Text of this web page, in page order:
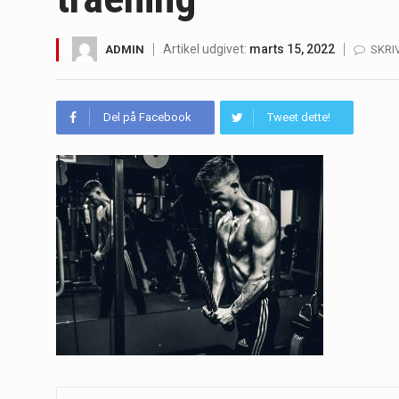
Irritabel tyktarm (Irritable Bowel
Padel er en sport, der er blevet
Massagestole er ikke længere
Saunaer har været en del af
Når det kommer til sundhed og
Sunde måltidskasser er en
ADMIN Artikel udgivet: marts 15, 2022
Del på Facebook Tweet dette!